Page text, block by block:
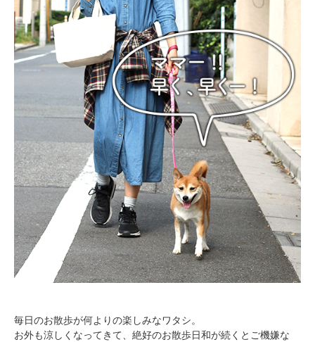
毎日のお散歩が何よりの楽しみなワタシ。
お外も涼しくなってきて、絶好のお散歩日和が続くとご機嫌な